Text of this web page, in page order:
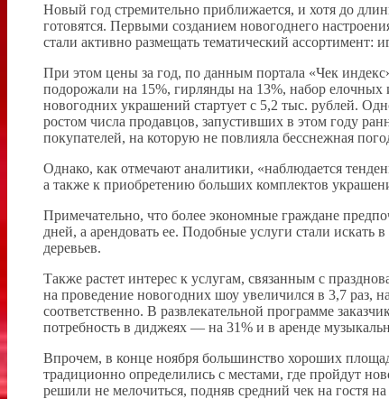
Новый год стремительно приближается, и хотя до
готовятся. Первыми созданием новогоднего
стали активно размещать тематический
При этом цены за год, по данным портала «Чек
подорожали на 15%, гирлянды на 13%, набор
новогодних украшений стартует с 5,2 тыс. рублей.
ростом числа продавцов, запустивших в этом году
покупателей, на которую не повлияла бесснежная
Однако, как отмечают аналитики, «наблюдается
а также к приобретению больших комплектов
Примечательно, что более экономные граждане
дней, а арендовать ее. Подобные услуги стали искать
деревьев.
Также растет интерес к услугам, связанным с
на проведение новогодних шоу увеличился в 3,7 раз,
соответственно. В развлекательной программе
потребность в диджеях — на 31% и в аренде
Впрочем, в конце ноября большинство хороших
традиционно определились с местами, где пройдут
решили не мелочиться, подняв средний чек на гостя